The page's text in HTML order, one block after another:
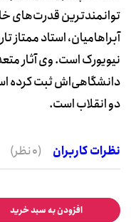
توانمندترین قدرت‌های
آبراهامیان، استاد ممتاز
نیویورک است. وی آثار
دانشگاهی‌اش ثبت کرده
دو انقلاب است.
نظرات کاربران (0 نظر)
افزودن به سبد خرید